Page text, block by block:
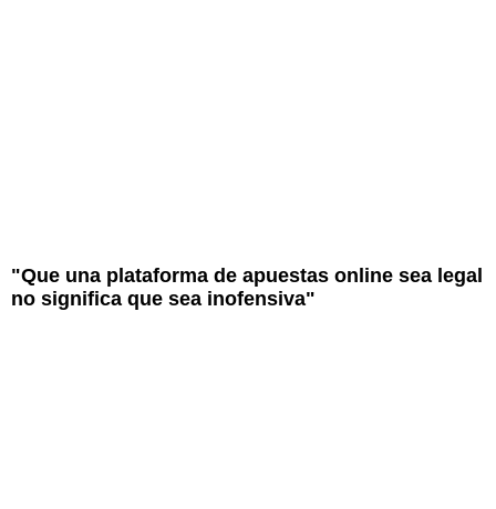
"Que una plataforma de apuestas online sea legal
no significa que sea inofensiva"